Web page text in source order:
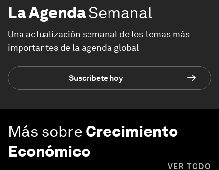
La AgendaSemanal
Una actualización semanal de los temas más
importantes de la agenda global
Suscríbete hoy
Más sobre Crecimiento
Económico
VER TODO